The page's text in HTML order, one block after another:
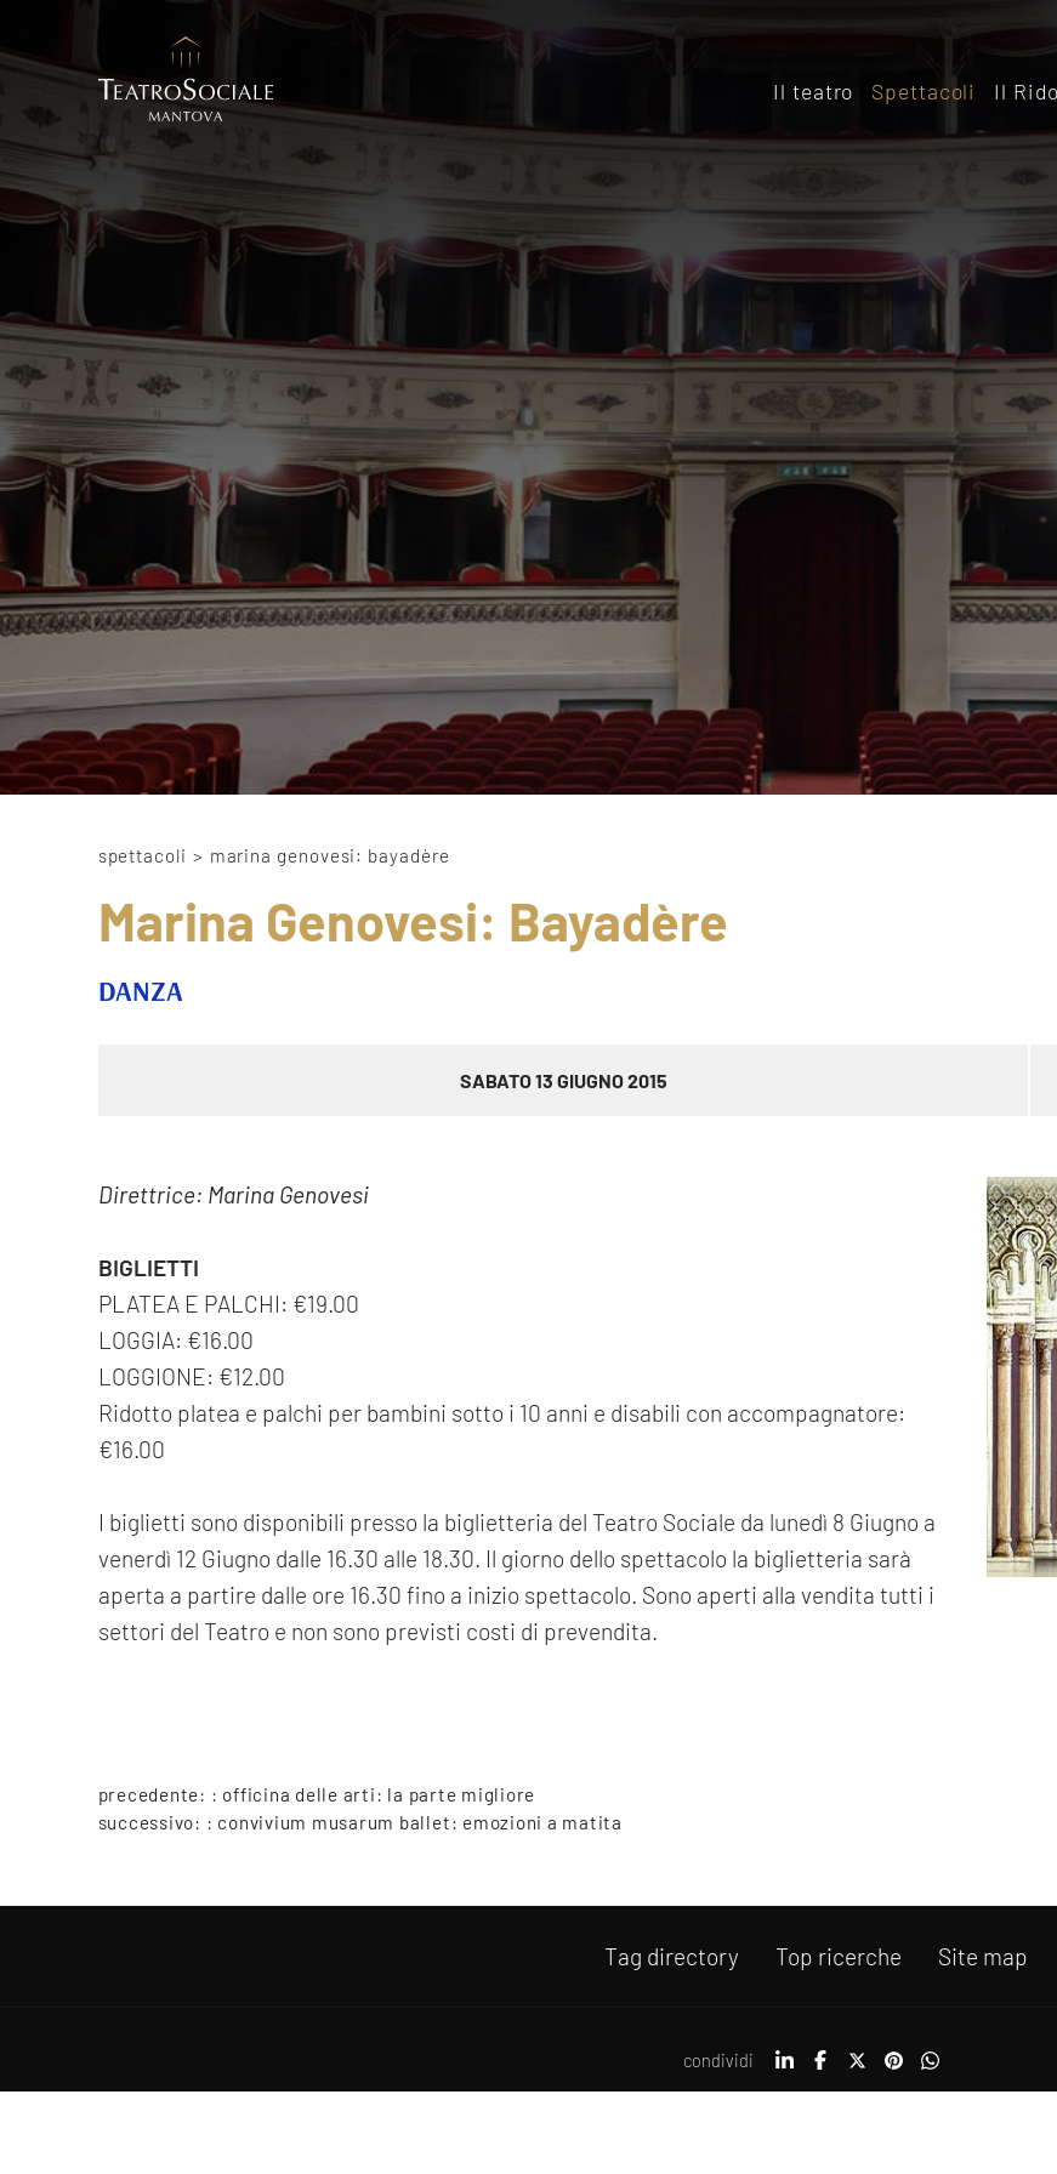
Il teatro
Le sale
Affitta il Teatro
Sostieni il Teatro
Spettacoli Il
Il
spettacoli > marina genovesi: bayadère
Marina Genovesi: Bayadère
DANZA
SABATO 13 GIUGNO 2015
Direttrice: Marina Genovesi
BIGLIETTI
PLATEA E PALCHI: €19.00
LOGGIA: €16.00
LOGGIONE: €12.00
Ridotto platea e palchi per bambini sotto i 10 anni e disabili con accompagnatore:
€16.00
I biglietti sono disponibili presso la biglietteria del Teatro Sociale da lunedì 8 Giugno a
venerdì 12 Giugno dalle 16.30 alle 18.30. Il giorno dello spettacolo la biglietteria sarà
aperta a partire dalle ore 16.30 fino a inizio spettacolo. Sono aperti alla vendita tutti i
settori del Teatro e non sono previsti costi di prevendita.
precedente: : officina delle arti: la parte migliore
successivo: : convivium musarum ballet: emozioni a matita
Tag directory Top ricerche Site map
condividi